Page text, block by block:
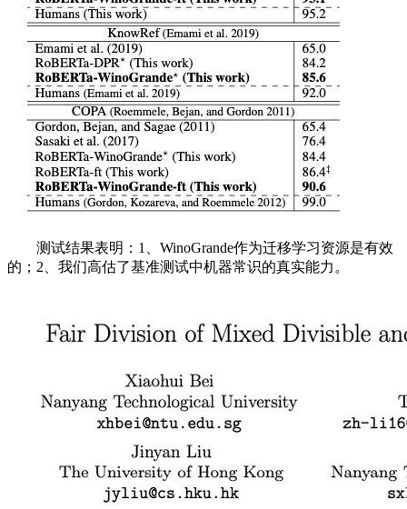
测试结果表明：1、WinoGrande作为迁移学习资源是有效
的；2、我们高估了基准测试中机器常识的真实能力。